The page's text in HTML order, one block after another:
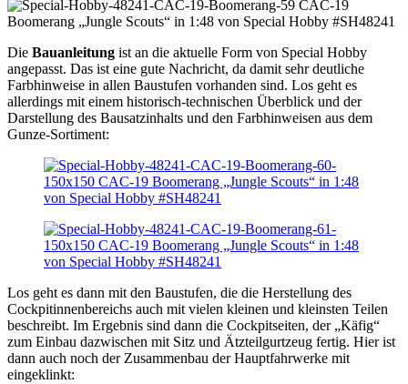
Die Bauanleitung ist an die aktuelle Form von Special Hobby
angepasst. Das ist eine gute Nachricht, da damit sehr deutliche
Farbhinweise in allen Baustufen vorhanden sind. Los geht es
allerdings mit einem historisch-technischen Überblick und der
Darstellung des Bausatzinhalts und den Farbhinweisen aus dem
Gunze-Sortiment:
Los geht es dann mit den Baustufen, die die Herstellung des
Cockpitinnenbereichs auch mit vielen kleinen und kleinsten Teilen
beschreibt. Im Ergebnis sind dann die Cockpitseiten, der „Käfig“
zum Einbau dazwischen mit Sitz und Ätzteilgurtzeug fertig. Hier ist
dann auch noch der Zusammenbau der Hauptfahrwerke mit
eingeklinkt: